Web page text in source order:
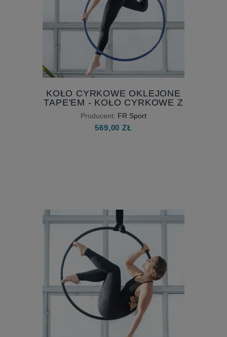
KOŁO CYRKOWE OKLEJONE
TAPE'EM - KOŁO CYRKOWE Z
TAŚMAMI PRODIGY SNAKE -
KOŁO Z OWIJKĄ
Producent: FR Sport
569,00 ZŁ